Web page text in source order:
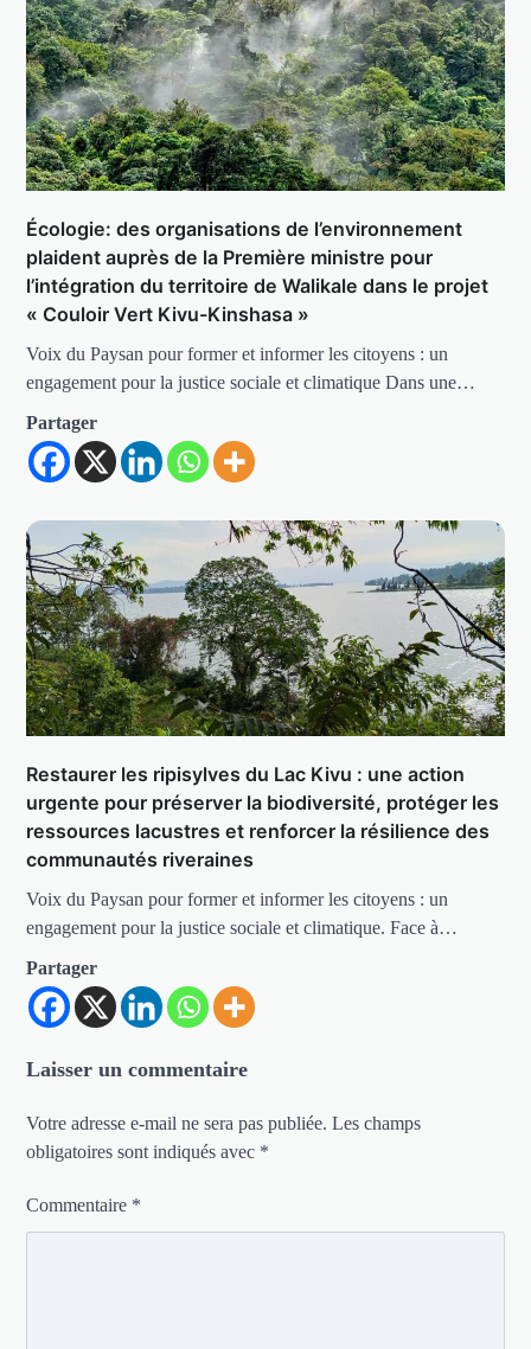
Écologie: des organisations de l’environnement
plaident auprès de la Première ministre pour
l’intégration du territoire de Walikale dans le projet
« Couloir Vert Kivu-Kinshasa »
Voix du Paysan pour former et informer les citoyens : un
engagement pour la justice sociale et climatique Dans une…
Partager
Restaurer les ripisylves du Lac Kivu : une action
urgente pour préserver la biodiversité, protéger les
ressources lacustres et renforcer la résilience des
communautés riveraines
Voix du Paysan pour former et informer les citoyens : un
engagement pour la justice sociale et climatique. Face à…
Partager
Laisser un commentaire
Votre adresse e-mail ne sera pas publiée. Les champs
obligatoires sont indiqués avec *
Commentaire *